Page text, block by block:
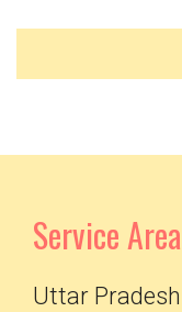
Service Area
Uttar Pradesh